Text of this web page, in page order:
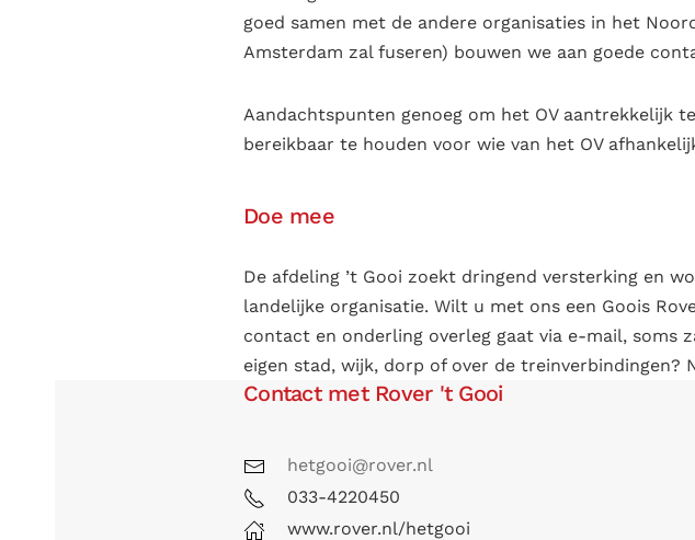
goed samen met de andere organisaties in het
Amsterdam zal fuseren) bouwen we aan goede
Aandachtspunten genoeg om het OV aantrekkelijk
bereikbaar te houden voor wie van het OV
Doe mee
De afdeling ’t Gooi zoekt dringend versterking en
landelijke organisatie. Wilt u met ons een Goois
contact en onderling overleg gaat via e-mail, soms
eigen stad, wijk, dorp of over de treinverbindingen?
Contact met Rover 't Gooi
hetgooi@rover.nl
033-4220450
www.rover.nl/hetgooi